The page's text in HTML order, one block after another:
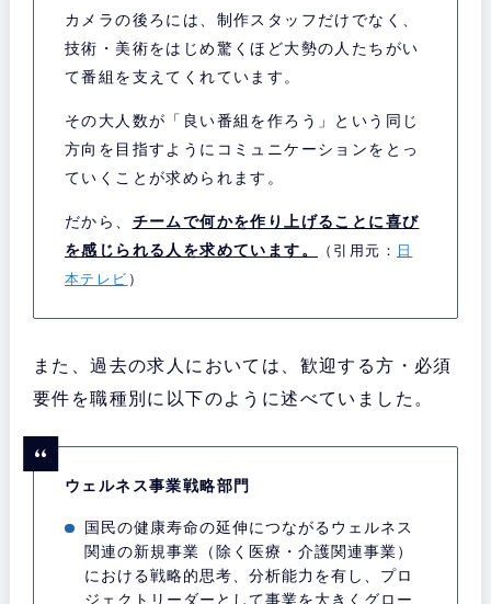
カメラの後ろには、制作スタッフだけでなく、
技術・美術をはじめ驚くほど大勢の人たちがい
て番組を支えてくれています。
その大人数が「良い番組を作ろう」という同じ
方向を目指すようにコミュニケーションをとっ
ていくことが求められます。
だから、 チームで何かを作り上げることに喜び
を感じられる人を求めています。
（引用元： 日
本テレビ ）
また、過去の求人においては、歓迎する方・必須
要件を職種別に以下のように述べていました。
ウェルネス事業戦略部門
国民の健康寿命の延伸につながるウェルネス
関連の新規事業（除く医療・介護関連事業）
における戦略的思考、分析能力を有し、プロ
ジェクトリーダーとして事業を大きくグロー